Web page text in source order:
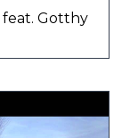
feat. Gotthy